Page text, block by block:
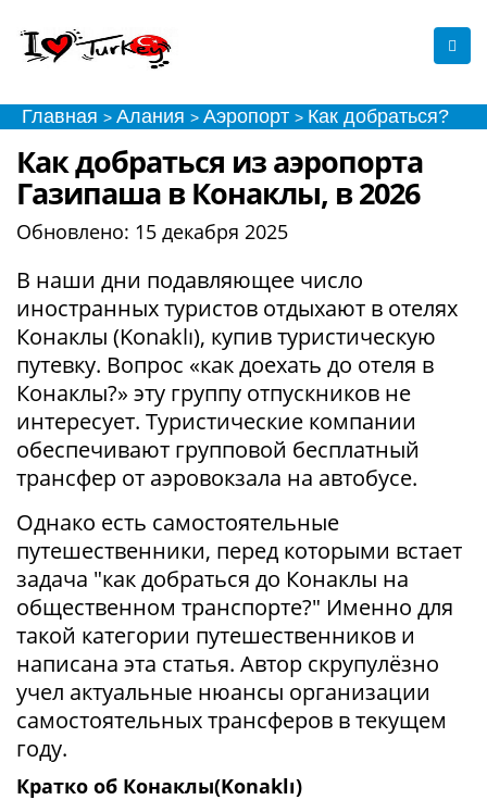
Главная > Алания > Аэропорт > Как добраться?
Как добраться из аэропорта
Газипаша в Конаклы, в 2026
Обновлено: 15 декабря 2025
В наши дни подавляющее число
иностранных туристов отдыхают в отелях
Конаклы (Konaklı), купив туристическую
путевку. Вопрос «как доехать до отеля в
Конаклы?» эту группу отпускников не
интересует. Туристические компании
обеспечивают групповой бесплатный
трансфер от аэровокзала на автобусе.
Однако есть самостоятельные
путешественники, перед которыми встает
задача "как добраться до Конаклы на
общественном транспорте?" Именно для
такой категории путешественников и
написана эта статья. Автор скрупулёзно
учел актуальные нюансы организации
самостоятельных трансферов в текущем
году.
Кратко об Конаклы(Konaklı)